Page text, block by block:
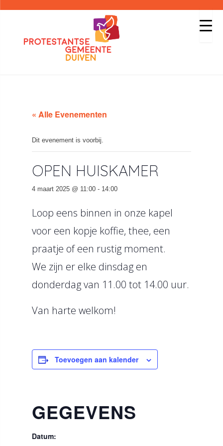
« Alle Evenementen
Dit evenement is voorbij.
OPEN HUISKAMER
4 maart 2025 @ 11:00 - 14:00
Loop eens binnen in onze kapel
voor een kopje koffie, thee, een
praatje of een rustig moment.
We zijn er elke dinsdag en
donderdag van 11.00 tot 14.00 uur.
Van harte welkom!
Toevoegen aan kalender
GEGEVENS
Datum: